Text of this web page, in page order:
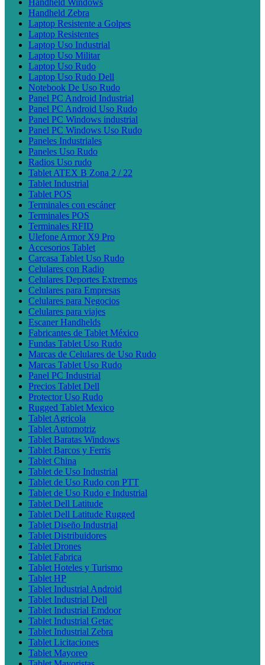
Handheld Windows
Handheld Zebra
Laptop Resistente a Golpes
Laptop Resistentes
Laptop Uso Industrial
Laptop Uso Militar
Laptop Uso Rudo
Laptop Uso Rudo Dell
Notebook De Uso Rudo
Panel PC Android Industrial
Panel PC Android Uso Rudo
Panel PC Windows industrial
Panel PC Windows Uso Rudo
Paneles Industriales
Paneles Uso Rudo
Radios Uso rudo
Tablet ATEX B Zona 2 / 22
Tablet Industrial
Tablet POS
Terminales con escáner
Terminales POS
Terminales RFID
Ulefone Armor X9 Pro
Accesorios Tablet
Carcasa Tablet Uso Rudo
Celulares con Radio
Celulares Deportes Extremos
Celulares para Empresas
Celulares para Negocios
Celulares para viajes
Escaner Handhelds
Fabricantes de Tablet México
Fundas Tablet Uso Rudo
Marcas de Celulares de Uso Rudo
Marcas Tablet Uso Rudo
Panel PC Industrial
Precios Tablet Dell
Protector Uso Rudo
Rugged Tablet Mexico
Tablet Agricola
Tablet Automotriz
Tablet Baratas Windows
Tablet Barcos y Ferris
Tablet China
Tablet de Uso Industrial
Tablet de Uso Rudo con PTT
Tablet de Uso Rudo e Industrial
Tablet Dell Latitude
Tablet Dell Latitude Rugged
Tablet Diseño Industrial
Tablet Distribuidores
Tablet Drones
Tablet Fabrica
Tablet Hoteles y Turismo
Tablet HP
Tablet Industrial Android
Tablet Industrial Dell
Tablet Industrial Emdoor
Tablet Industrial Getac
Tablet Industrial Zebra
Tablet Licitaciones
Tablet Mayoreo